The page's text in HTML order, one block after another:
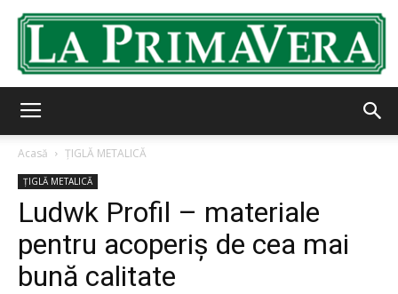
Acasă ŢIGLĂ METALICĂ
ŢIGLĂ METALICĂ
Ludwk Profil – materiale
pentru acoperiș de cea mai
bună calitate